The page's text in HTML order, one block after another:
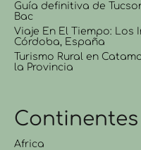
Guía definitiva de
Bac
Viaje En El Tiempo: Los
Córdoba, España
Turismo Rural en
la Provincia
Continentes
Africa